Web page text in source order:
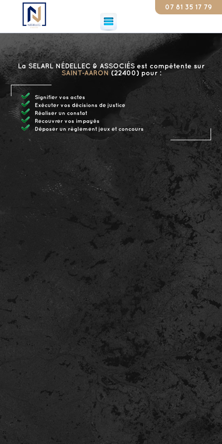
07 81 35 17 79
La SELARL NÉDELLEC & ASSOCIÉS est compétente sur
SAINT-AARON (22400) pour :
Signifier vos actes
Exécuter vos décisions de justice
Réaliser un constat
Recouvrer vos impayés
Déposer un règlement jeux et concours